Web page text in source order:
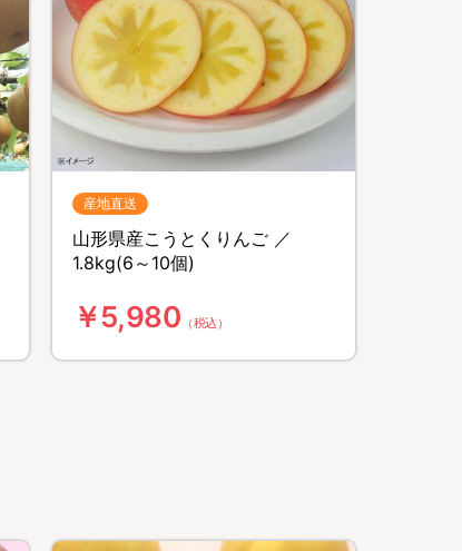
産地直送
山形県産こうとくりんご ／
1.8kg(6～10個)
￥5,980 （税込）